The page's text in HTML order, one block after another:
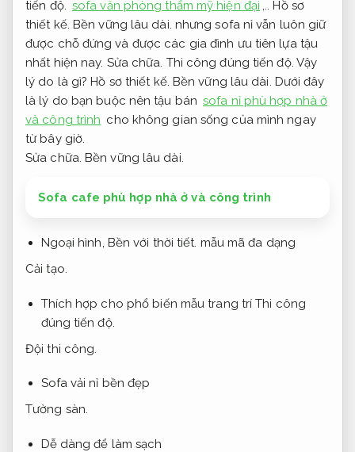
tiến độ. sofa văn phòng thẩm mỹ hiện đại ,..Hồ sơ
thiết kế. Bền vững lâu dài. nhưng sofa nỉ vẫn luôn giữ
được chỗ đứng và được các gia đình ưu tiên lựa tậu
nhất hiện nay. Sửa chữa. Thi công đúng tiến độ. Vậy
lý do là gì?Hồ sơ thiết kế. Bền vững lâu dài. Dưới đây
là lý do bạn buộc nên tậu bán sofa nỉ phù hợp nhà ở
và công trình cho không gian sống của mình ngay
từ bây giờ.
Sửa chữa. Bền vững lâu dài.
Sofa cafe phù hợp nhà ở và công trình
Ngoại hình, Bền với thời tiết. mẫu mã đa dạng
Cải tạo.
Thích hợp cho phổ biến mẫu trang tríThi công
đúng tiến độ.
Đội thi công.
Sofa vải nỉ bền đẹp
Tường sàn.
Dễ dàng để làm sạch